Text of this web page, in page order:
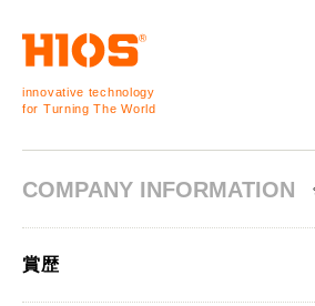
innovative technology
for Turning The World
COMPANY INFORMATION
賞歴